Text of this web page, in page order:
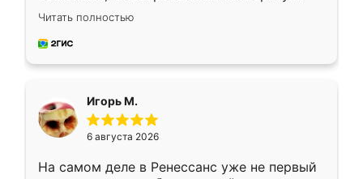
Замерщик приехал в субботу, подошёл к
делу со всей ответственностью. Собрали
за день, ребята работали аккуратно, даже
Читать полностью
Игорь М.
6 августа 2026
На самом деле в Ренессанс уже не первый